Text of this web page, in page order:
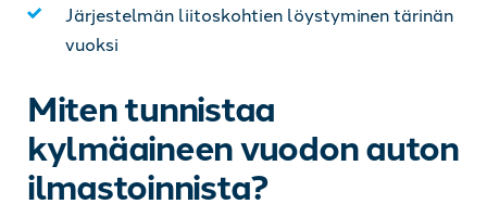
Järjestelmän liitoskohtien löystyminen tärinän
vuoksi
Miten tunnistaa
kylmäaineen vuodon auton
ilmastoinnista?